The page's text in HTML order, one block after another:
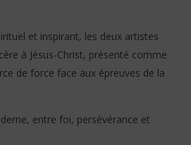
tché (Clip Officiel)
et inspirant, les deux artistes
à Jésus-Christ, présenté comme
de force face aux épreuves de la
entre foi, persévérance et